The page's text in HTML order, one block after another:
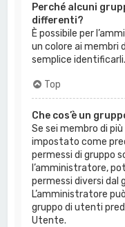
Perché alcuni
differenti?
È possibile per
un colore ai membri
semplice identificarli.
Top
Che cos’è un
Se sei membro di
impostato come
permessi di gruppo
l’amministratore,
permessi diversi dal
L’amministratore
gruppo di utenti
Utente.